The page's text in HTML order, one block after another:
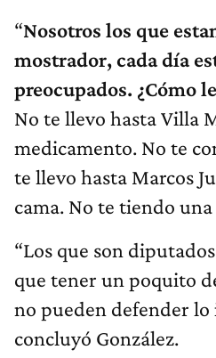
“Nosotros los que
mostrador, cada día
preocupados. ¿Cómo
No te llevo hasta Villa
medicamento. No te
te llevo hasta Marcos
cama. No te tiendo una
“Los que son
que tener un poquito
no pueden defender lo
concluyó González.